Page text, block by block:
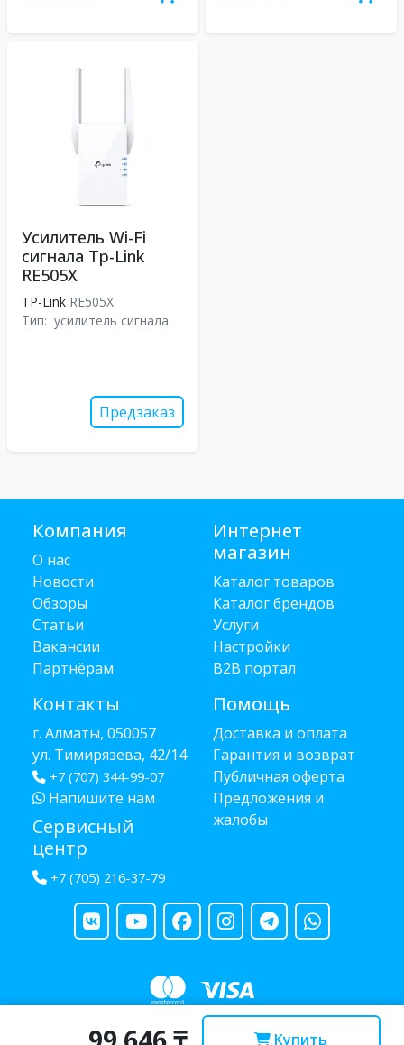
Купить
Усилитель Wi-Fi
сигнала Tp-Link
RE505X
TP-Link RE505X
Тип: усилитель сигнала
Предзаказ
Компания
О нас
Новости
Обзоры
Статьи
Вакансии
Партнёрам
Контакты
г. Алматы, 050057
ул. Тимирязева, 42/14
+7 (707) 344-99-07
Напишите нам
Сервисный
центр
+7 (705) 216-37-79
Интернет
магазин
Каталог товаров
Каталог брендов
Услуги
Настройки
B2B портал
Помощь
Доставка и оплата
Гарантия и возврат
Публичная оферта
Предложения и
жалобы
Copyright © 2013 - 2026 RUBA - разработаноwebula.kz